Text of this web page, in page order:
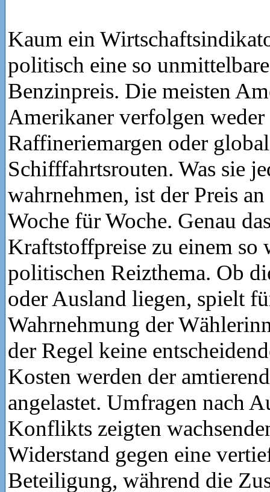
Kaum ein
politisch eine so
Benzinpreis. Die meisten
Amerikaner verfolgen
Raffineriemargen oder
Schifffahrtsrouten. Was sie
wahrnehmen, ist der Preis
Woche für Woche. Genau
Kraftstoffpreise zu einem so
politischen Reizthema. Ob
oder Ausland liegen, spielt
Wahrnehmung der
der Regel keine
Kosten werden der
angelastet. Umfragen nach
Konflikts zeigten
Widerstand gegen eine
Beteiligung, während die